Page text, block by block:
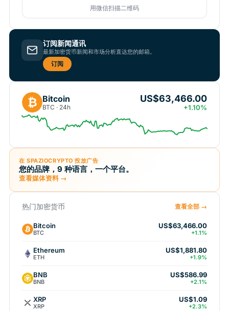
用微信扫描二维码
订阅新闻通讯
最新加密货币新闻和市场分析直达您的邮箱。
订阅
₿ Bitcoin
BTC · 24h
US$63,466.00
+1.10%
在 SPAZIOCRYPTO 投放广告
您的品牌，9 种语言，一个平台。
查看媒体资料 →
热门加密货币 查看全部 →
Bitcoin
BTC
US$63,466.00
+1.1%
Ethereum
ETH
US$1,881.80
+1.9%
BNB
BNB
US$586.99
+2.1%
XRP
XRP
US$1.09
+2.3%